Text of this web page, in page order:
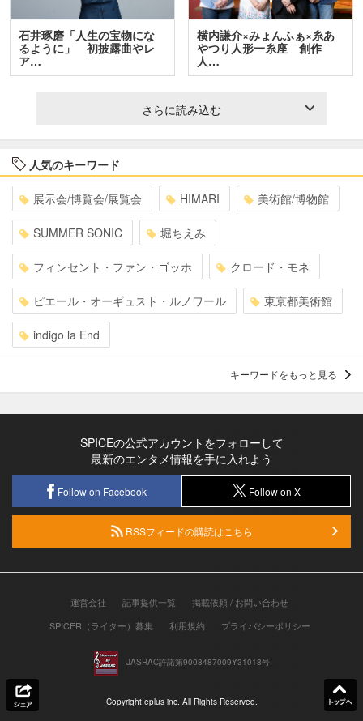
石井琢磨「人生の宝物にな
るように」 初披露曲やレ
ア…
横内謙介×みょんふぁ×糸あ
やつり人形一糸座 創作
人…
さらに読み込む
人気のキーワード
展示会/博覧会/展覧会 HIMARI 美術館/博物館
SUMMER SONIC 堀ちえみ
フィンセント・ファン・ゴッホ クロード・モネ
ピエール・オーギュスト・ルノワール 東京都美術館
indigo la End
キーワードをもっと見る
SPICEの公式アカウントをフォローして
最新のエンタメ情報を手に入れよう
Follow on Facebook Follow on X
RSSフィードの購読はこちら
運営会社 記事提供一覧
掲載依頼 / お問い合わせ
SPICER（ライター）募集
利用規約 プライバシーポリシー
JASRAC許諾第9008487009Y31018号
Copyright eplus inc. All Rights Reserved.